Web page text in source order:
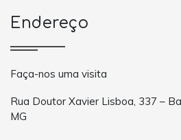
Endereço
Faça-nos uma visita
Rua Doutor Xavier Lisboa, 337 –
MG